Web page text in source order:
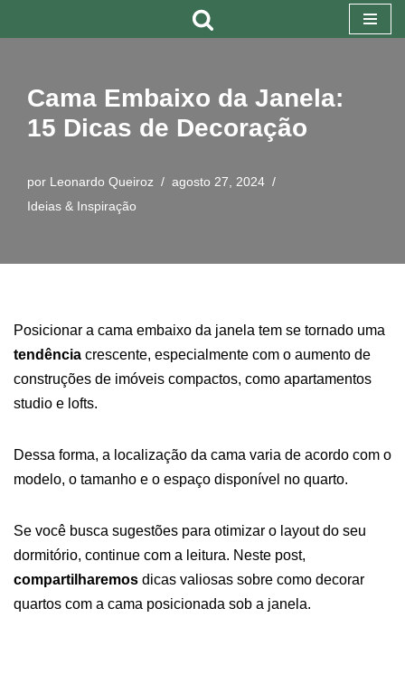
conteúdo
Cama Embaixo da Janela:
15 Dicas de Decoração
por Leonardo Queiroz
agosto 27, 2024
Ideias & Inspiração
Posicionar a cama embaixo da janela tem se tornado uma
tendência crescente, especialmente com o aumento de
construções de imóveis compactos, como apartamentos
studio e lofts.
Dessa forma, a localização da cama varia de acordo com o
modelo, o tamanho e o espaço disponível no quarto.
Se você busca sugestões para otimizar o layout do seu
dormitório, continue com a leitura. Neste post,
compartilharemos dicas valiosas sobre como decorar
quartos com a cama posicionada sob a janela.